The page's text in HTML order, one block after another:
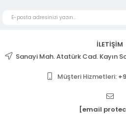
İLETİŞİM
Sanayi Mah. Atatürk Cad. Kayın
Müşteri Hizmetleri:
[email